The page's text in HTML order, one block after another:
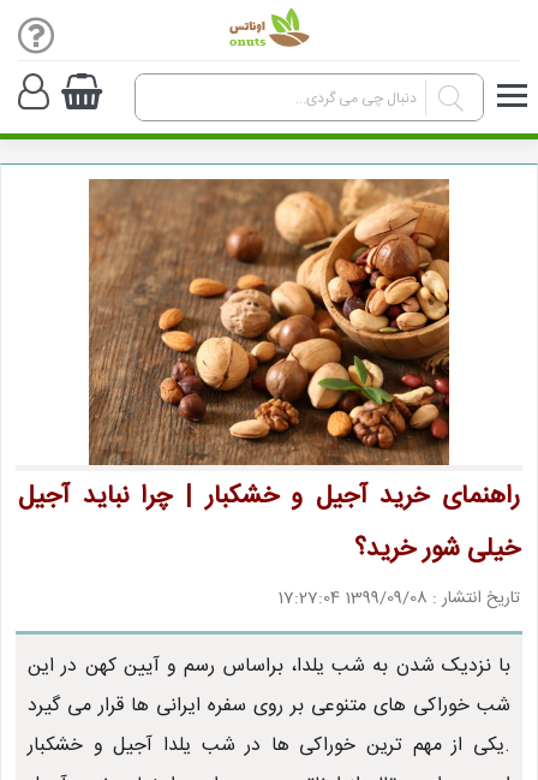
راهنمای خرید آجیل و خشکبار | چرا نباید آجیل
خیلی شور خرید؟
تاریخ انتشار : 1399/09/08 17:27:04
با نزدیک شدن به شب یلدا، براساس رسم و آیین کهن در این
شب خوراکی های متنوعی بر روی سفره ایرانی ها قرار می گیرد
.یکی از مهم ترین خوراکی ها در شب یلدا آجیل و خشکبار